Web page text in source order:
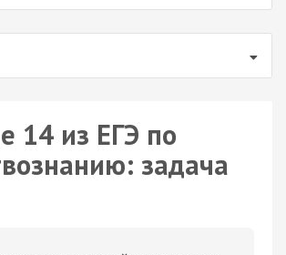
14 из ЕГЭ по
задача